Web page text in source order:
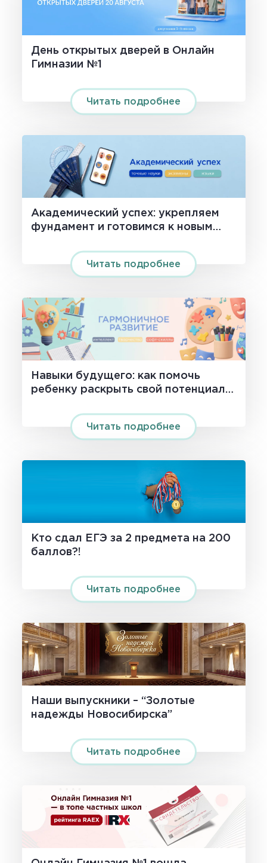
День открытых дверей в Онлайн
Гимназии №1
Читать подробнее
Академический успех: укрепляем
фундамент и готовимся к новым
Читать подробнее
Навыки будущего: как помочь
ребенку раскрыть свой потенциал
Читать подробнее
Кто сдал ЕГЭ за 2 предмета на 200
баллов?!
Читать подробнее
Наши выпускники – “Золотые
надежды Новосибирска”
Читать подробнее